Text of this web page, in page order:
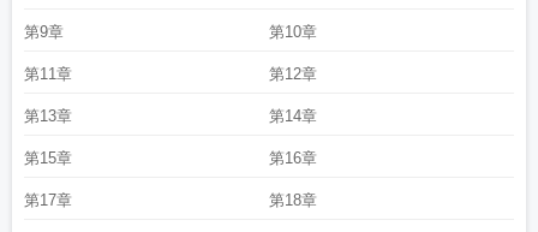
第9章 第10章
第11章 第12章
第13章 第14章
第15章 第16章
第17章 第18章